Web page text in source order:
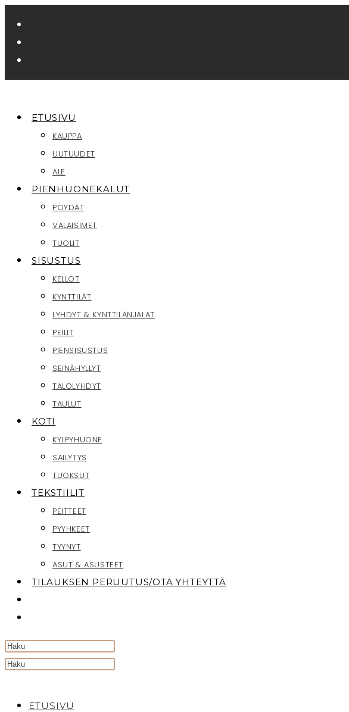
suoraan
sisältöön
ETUSIVU
KAUPPA
UUTUUDET
ALE
PIENHUONEKALUT
PÖYDÄT
VALAISIMET
TUOLIT
SISUSTUS
KELLOT
KYNTTILÄT
LYHDYT & KYNTTILÄNJALAT
PEILIT
PIENSISUSTUS
SEINÄHYLLYT
TALOLYHDYT
TAULUT
KOTI
KYLPYHUONE
SÄILYTYS
TUOKSUT
TEKSTIILIT
PEITTEET
PYYHKEET
TYYNYT
ASUT & ASUSTEET
TILAUKSEN PERUUTUS/OTA YHTEYTTÄ
Search
ETUSIVU